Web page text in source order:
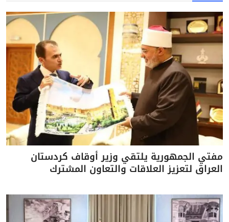
مفتي الجمهورية يلتقي وزير أوقاف كردستان
العراق لتعزيز العلاقات والتعاون المشترك